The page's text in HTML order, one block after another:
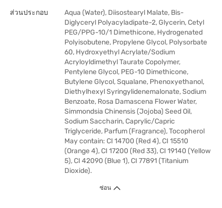
ส่วนประกอบ
Aqua (Water), Diisostearyl Malate, Bis-
Diglyceryl Polyacyladipate-2, Glycerin, Cetyl
PEG/PPG-10/1 Dimethicone, Hydrogenated
Polyisobutene, Propylene Glycol, Polysorbate
60, Hydroxyethyl Acrylate/Sodium
Acryloyldimethyl Taurate Copolymer,
Pentylene Glycol, PEG-10 Dimethicone,
Butylene Glycol, Squalane, Phenoxyethanol,
Diethylhexyl Syringylidenemalonate, Sodium
Benzoate, Rosa Damascena Flower Water,
Simmondsia Chinensis (Jojoba) Seed Oil,
Sodium Saccharin, Caprylic/Capric
Triglyceride, Parfum (Fragrance), Tocopherol
May contain: CI 14700 (Red 4), CI 15510
(Orange 4), CI 17200 (Red 33), CI 19140 (Yellow
5), CI 42090 (Blue 1), CI 77891 (Titanium
Dioxide).
ซ่อน